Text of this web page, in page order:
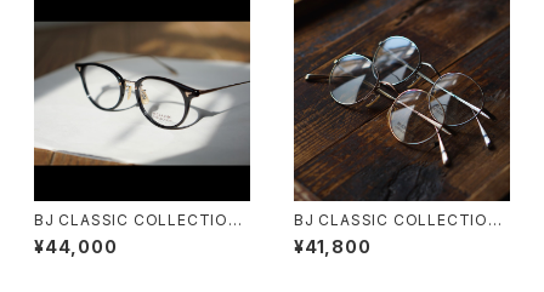
BJ CLASSIC COLLECTION
COM-510NNT BJクラシック
48
¥44,000
BJ CLASSIC COLLECTION
PREM-114BNT ボストン BJク
ラシック
¥41,800